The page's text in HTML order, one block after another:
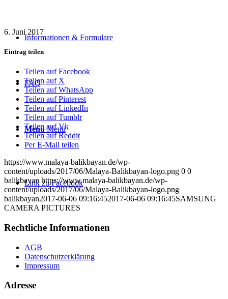
Informationen & Formulare
FAQ
Menü Menü
Link zu Facebook
6. Juni 2017
Eintrag teilen
Teilen auf Facebook
Teilen auf X
Teilen auf WhatsApp
Teilen auf Pinterest
Teilen auf LinkedIn
Teilen auf Tumblr
Teilen auf Vk
Teilen auf Reddit
Per E-Mail teilen
https://www.malaya-balikbayan.de/wp-
content/uploads/2017/06/Malaya-Balikbayan-logo.png 0 0
balikbayan https://www.malaya-balikbayan.de/wp-
content/uploads/2017/06/Malaya-Balikbayan-logo.png
balikbayan2017-06-06 09:16:452017-06-06 09:16:45SAMSUNG
CAMERA PICTURES
Rechtliche Informationen
AGB
Datenschutzerklärung
Impressum
Adresse